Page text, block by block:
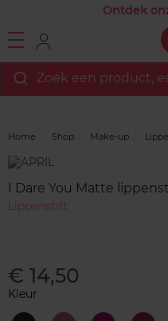
Ontdek
Zoek een product,
Home Shop Make-up
Merk
I Dare You Matte
Lippenstift
€ 14,50
Kleur